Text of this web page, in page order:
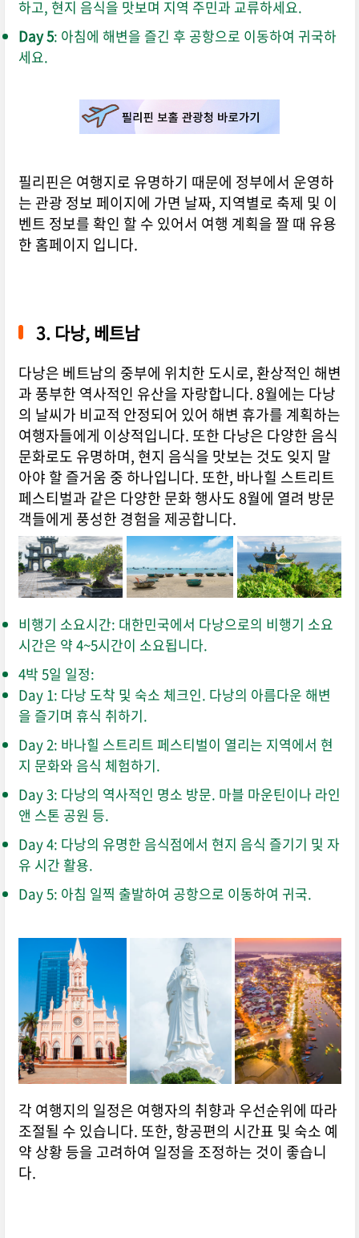
하고, 현지 음식을 맛보며 지역 주민과 교류하세요.
Day 5: 아침에 해변을 즐긴 후 공항으로 이동하여 귀국하
세요.
필리핀은 여행지로 유명하기 때문에 정부에서 운영하
는 관광 정보 페이지에 가면 날짜, 지역별로 축제 및 이
벤트 정보를 확인 할 수 있어서 여행 계획을 짤 때 유용
한 홈페이지 입니다.
3. 다낭, 베트남
다낭은 베트남의 중부에 위치한 도시로, 환상적인 해변
과 풍부한 역사적인 유산을 자랑합니다. 8월에는 다낭
의 날씨가 비교적 안정되어 있어 해변 휴가를 계획하는
여행자들에게 이상적입니다. 또한 다낭은 다양한 음식
문화로도 유명하며, 현지 음식을 맛보는 것도 잊지 말
아야 할 즐거움 중 하나입니다. 또한, 바나힐 스트리트
페스티벌과 같은 다양한 문화 행사도 8월에 열려 방문
객들에게 풍성한 경험을 제공합니다.
비행기 소요시간: 대한민국에서 다낭으로의 비행기 소요
시간은 약 4~5시간이 소요됩니다.
4박 5일 일정:
Day 1: 다낭 도착 및 숙소 체크인. 다낭의 아름다운 해변
을 즐기며 휴식 취하기.
Day 2: 바나힐 스트리트 페스티벌이 열리는 지역에서 현
지 문화와 음식 체험하기.
Day 3: 다낭의 역사적인 명소 방문. 마블 마운틴이나 라인
앤 스톤 공원 등.
Day 4: 다낭의 유명한 음식점에서 현지 음식 즐기기 및 자
유 시간 활용.
Day 5: 아침 일찍 출발하여 공항으로 이동하여 귀국.
각 여행지의 일정은 여행자의 취향과 우선순위에 따라
조절될 수 있습니다. 또한, 항공편의 시간표 및 숙소 예
약 상황 등을 고려하여 일정을 조정하는 것이 좋습니
다.